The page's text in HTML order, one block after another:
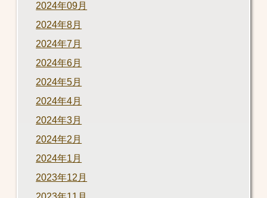
2024年09月
2024年8月
2024年7月
2024年6月
2024年5月
2024年4月
2024年3月
2024年2月
2024年1月
2023年12月